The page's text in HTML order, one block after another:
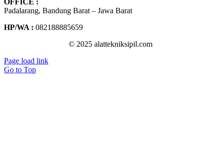
Padalarang, Bandung Barat – Jawa Barat
HP/WA : 082188885659
© 2025 alattekniksipil.com
Page load link
Go to Top